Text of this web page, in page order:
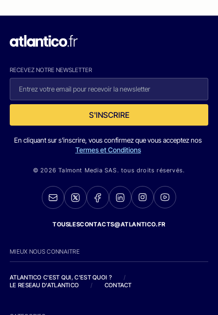
RECEVEZ NOTRE NEWSLETTER
S'INSCRIRE
En cliquant sur s'inscrire, vous confirmez que vous acceptez nos
Termes et Conditions
© 2026 Talmont Media SAS. tous droits réservés.
TOUSLESCONTACTS@ATLANTICO.FR
MIEUX NOUS CONNAITRE
ATLANTICO C'EST QUI, C'EST QUOI ?
/
LE RESEAU D'ATLANTICO
/ CONTACT